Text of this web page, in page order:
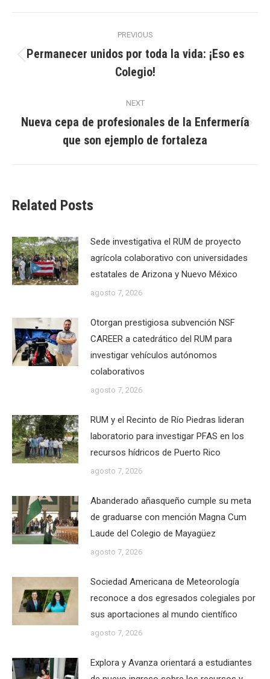
navigation
PREVIOUS
Previous
post:
Permanecer unidos por toda la vida: ¡Eso es
Colegio!
NEXT
Next
post:
Nueva cepa de profesionales de la Enfermería
que son ejemplo de fortaleza
Related Posts
Sede investigativa el RUM de proyecto
agrícola colaborativo con universidades
estatales de Arizona y Nuevo México
agosto 7, 2026
Otorgan prestigiosa subvención NSF
CAREER a catedrático del RUM para
investigar vehículos autónomos
colaborativos
agosto 7, 2026
RUM y el Recinto de Río Piedras lideran
laboratorio para investigar PFAS en los
recursos hídricos de Puerto Rico
agosto 7, 2026
Abanderado añasqueño cumple su meta
de graduarse con mención Magna Cum
Laude del Colegio de Mayagüez
agosto 7, 2026
Sociedad Americana de Meteorología
reconoce a dos egresados colegiales por
sus aportaciones al mundo científico
agosto 7, 2026
Explora y Avanza orientará a estudiantes